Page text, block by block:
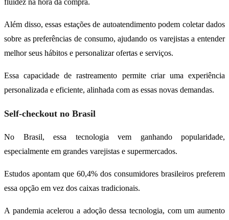
fluidez na hora da compra.
Além disso, essas estações de autoatendimento podem coletar dados
sobre as preferências de consumo, ajudando os varejistas a entender
melhor seus hábitos e personalizar ofertas e serviços.
Essa capacidade de rastreamento permite criar uma experiência
personalizada e eficiente, alinhada com as essas novas demandas.
Self-checkout no Brasil
No Brasil, essa tecnologia vem ganhando popularidade,
especialmente em grandes varejistas e supermercados.
Estudos apontam que 60,4% dos consumidores brasileiros preferem
essa opção em vez dos caixas tradicionais.
A pandemia acelerou a adoção dessa tecnologia, com um aumento